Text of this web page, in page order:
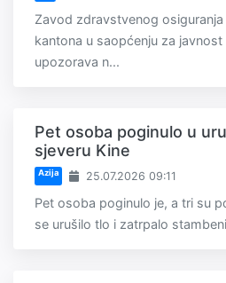
Zavod zdravstvenog
kantona u saopćenju za
upozorava n...
Pet osoba poginulo u
sjeveru Kine
Azija 25.07.2026 09:11
Pet osoba poginulo je, a tri su
se urušilo tlo i zatrpalo